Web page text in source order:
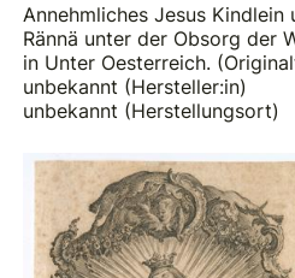
Annehmliches Jesus Kindlein
Rännä unter der Obsorg der
in Unter Oesterreich.
unbekannt (Hersteller:in)
unbekannt (Herstellungsort)